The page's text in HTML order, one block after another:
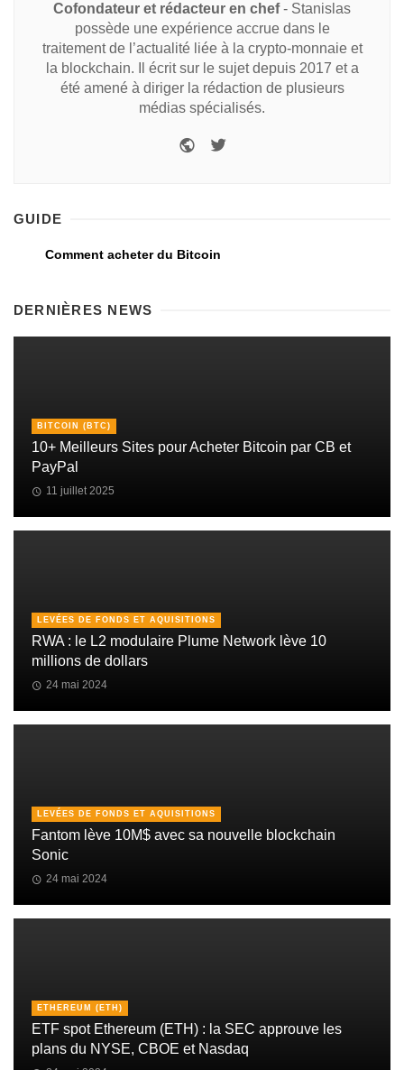
Cofondateur et rédacteur en chef- Stanislas
possède une expérience accrue dans le
traitement de l’actualité liée à la crypto-monnaie et
la blockchain. Il écrit sur le sujet depuis 2017 et a
été amené à diriger la rédaction de plusieurs
médias spécialisés.
GUIDE
Comment acheter du Bitcoin
DERNIÈRES NEWS
BITCOIN (BTC)
10+ Meilleurs Sites pour Acheter Bitcoin par CB et
PayPal
11 juillet 2025
LEVÉES DE FONDS ET AQUISITIONS
RWA : le L2 modulaire Plume Network lève 10
millions de dollars
24 mai 2024
LEVÉES DE FONDS ET AQUISITIONS
Fantom lève 10M$ avec sa nouvelle blockchain
Sonic
24 mai 2024
ETHEREUM (ETH)
ETF spot Ethereum (ETH) : la SEC approuve les
plans du NYSE, CBOE et Nasdaq